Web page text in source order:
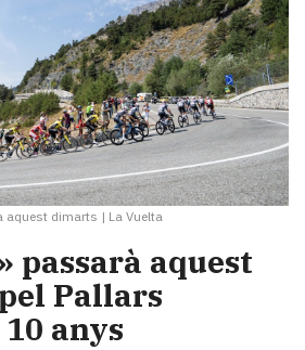
aquest dimarts | La Vuelta
passarà aquest
Pallars
anys